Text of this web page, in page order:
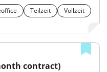
Teilzeit
Vollzeit
contract)